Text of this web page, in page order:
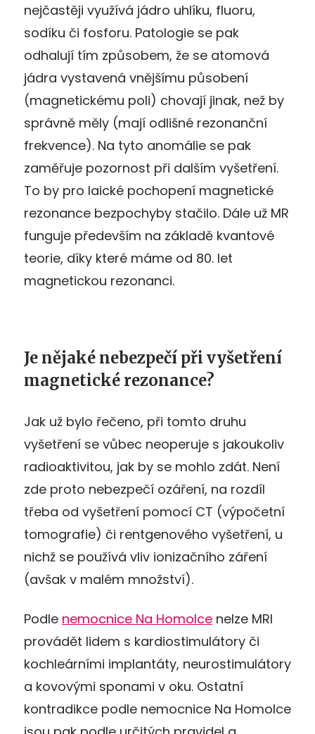
nejčastěji využívá jádro uhlíku, fluoru,
sodíku či fosforu. Patologie se pak
odhalují tím způsobem, že se atomová
jádra vystavená vnějšímu působení
(magnetickému poli) chovají jinak, než by
správně měly (mají odlišné rezonanční
frekvence). Na tyto anomálie se pak
zaměřuje pozornost při dalším vyšetření.
To by pro laické pochopení magnetické
rezonance bezpochyby stačilo. Dále už MR
funguje především na základě kvantové
teorie, díky které máme od 80. let
magnetickou rezonanci.
Je nějaké nebezpečí při vyšetření
magnetické rezonance?
Jak už bylo řečeno, při tomto druhu
vyšetření se vůbec neoperuje s jakoukoliv
radioaktivitou, jak by se mohlo zdát. Není
zde proto nebezpečí ozáření, na rozdíl
třeba od vyšetření pomocí CT (výpočetní
tomografie) či rentgenového vyšetření, u
nichž se používá vliv ionizačního záření
(avšak v malém množství).
Podle nemocnice Na Homolce nelze MRI
provádět lidem s kardiostimulátory či
kochleárními implantáty, neurostimulátory
a kovovými sponami v oku. Ostatní
kontradikce podle nemocnice Na Homolce